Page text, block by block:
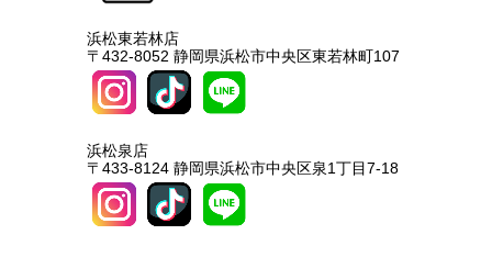
浜松東若林店
〒432-8052 静岡県浜松市中央区東若林町107
浜松泉店
〒433-8124 静岡県浜松市中央区泉1丁目7-18